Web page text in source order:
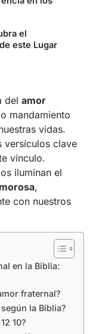
el
este Lugar
del amor
mandamiento
vidas.
versículos clave
vínculo.
iluminan el
,
con nuestros
en la Biblia:
fraternal?
la Biblia?
10?